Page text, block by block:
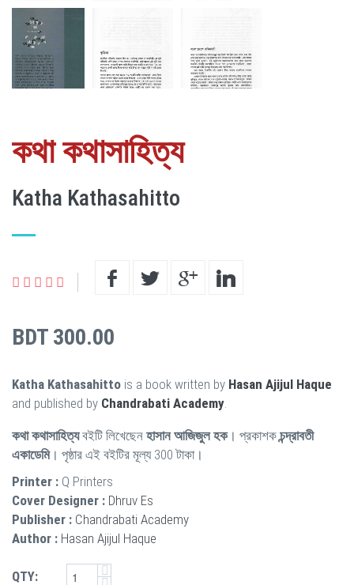
কথা কথাসাহিত্য
Katha Kathasahitto
BDT 300.00
Katha Kathasahitto is a book written by Hasan Ajijul Haque
and published by Chandrabati Academy
কথা কথাসাহিত্যবইটি লিখেছেন হাসান আজিজুল হক। প্রকাশকচন্দ্রাবতী
একাডেমি। পৃষ্ঠার এই বইটির মূল্য 300 টাকা।
Printer : Q Printers
Cover Designer : Dhruv Es
Publisher : Chandrabati Academy
Author : Hasan Ajijul Haque
QTY: